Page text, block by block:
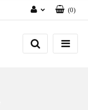
Zaloguj się
Załóż konto
(0)